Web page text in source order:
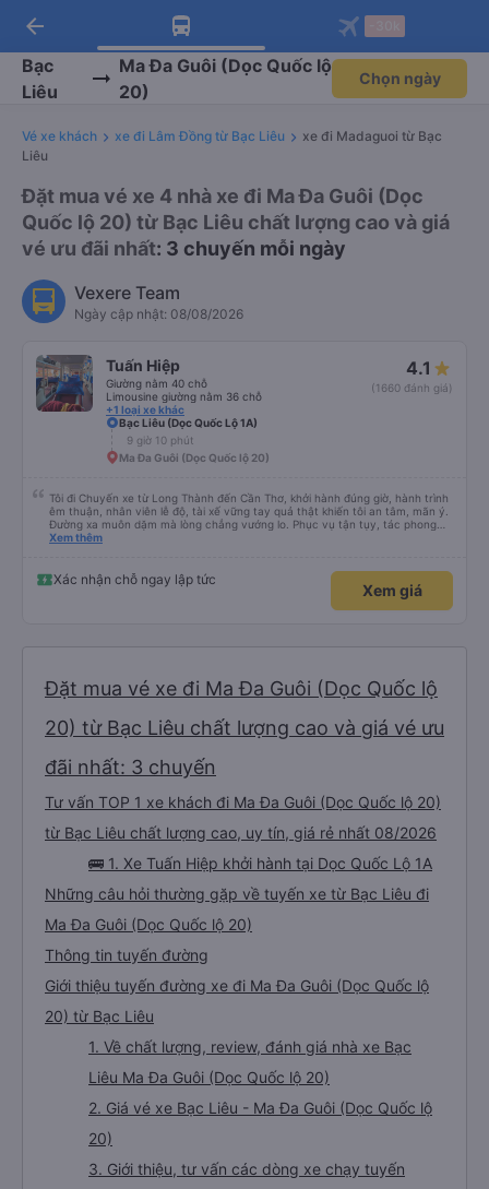
Tải app Vexere ngay!
Nhận ưu đãi thành viên độc
quyền
Mở app
Tải app Vexere
-30k/ghế khi đặt vé máy bay qua
app
Mở app
arrow_back
Bạc
Liêu
Ma Đa Guôi (Dọc Quốc lộ
20)
Chọn ngày
Vé xe khách xe đi Lâm Đồng từ Bạc Liêu
xe đi Madaguoi từ Bạc
Liêu
Đặt mua vé xe 4 nhà xe đi Ma Đa Guôi (Dọc
Quốc lộ 20) từ Bạc Liêu chất lượng cao và giá
vé ưu đãi nhất: 3 chuyến mỗi ngày
Vexere Team
Ngày cập nhật: 08/08/2026
Tuấn Hiệp
Giường nằm 40 chỗ
Limousine giường nằm 36 chỗ
+1 loại xe khác
4.1
(1660 đánh giá)
Bạc Liêu (Dọc Quốc Lộ 1A)
9 giờ 10 phút
Ma Đa Guôi (Dọc Quốc lộ 20)
Tôi đi Chuyến xe từ Long Thành đến Cần Thơ, khởi hành đúng giờ, hành trình
êm thuận, nhân viên lễ độ, tài xế vững tay quả thật khiến tôi an tâm, mãn ý.
Đường xa muôn dặm mà lòng chẳng vướng lo. Phục vụ tận tụy, tác phong
nghiêm cẩn, hiếm thấy giữa thời buổi kim tiền vội vã. Xã hội loạn đạo. Xin gửi
Xem thêm
Xác nhận chỗ ngay lập tức
Xem giá
Đặt mua vé xe đi Ma Đa Guôi (Dọc Quốc lộ
20) từ Bạc Liêu chất lượng cao và giá vé ưu
đãi nhất: 3 chuyến
Tư vấn TOP 1 xe khách đi Ma Đa Guôi (Dọc Quốc lộ 20)
từ Bạc Liêu chất lượng cao, uy tín, giá rẻ nhất 08/2026
🚌 1. Xe Tuấn Hiệp khởi hành tại Dọc Quốc Lộ 1A
Những câu hỏi thường gặp về tuyến xe từ Bạc Liêu đi
Ma Đa Guôi (Dọc Quốc lộ 20)
Thông tin tuyến đường
Giới thiệu tuyến đường xe đi Ma Đa Guôi (Dọc Quốc lộ
20) từ Bạc Liêu
1. Về chất lượng, review, đánh giá nhà xe Bạc
Liêu Ma Đa Guôi (Dọc Quốc lộ 20)
2. Giá vé xe Bạc Liêu - Ma Đa Guôi (Dọc Quốc lộ
20)
3. Giới thiệu, tư vấn các dòng xe chạy tuyến